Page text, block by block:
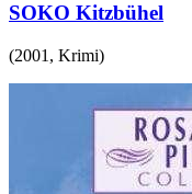
SOKO Kitzbühel
(2001 , Krimi)